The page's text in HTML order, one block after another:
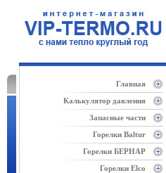
Главная
Калькулятор давления
Запасные части
Горелки Baltur
Горелки БЕРНАР
Горелки Elco